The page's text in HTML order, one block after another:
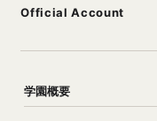
Official Account
学園概要